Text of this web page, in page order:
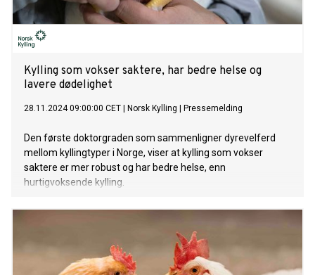
Kylling som vokser saktere, har bedre helse og
lavere dødelighet
28.11.2024 09:00:00 CET Norsk Kylling Pressemelding
Den første doktorgraden som sammenligner dyrevelferd
mellom kyllingtyper i Norge, viser at kylling som vokser
saktere er mer robust og har bedre helse, enn
hurtigvoksende kylling.